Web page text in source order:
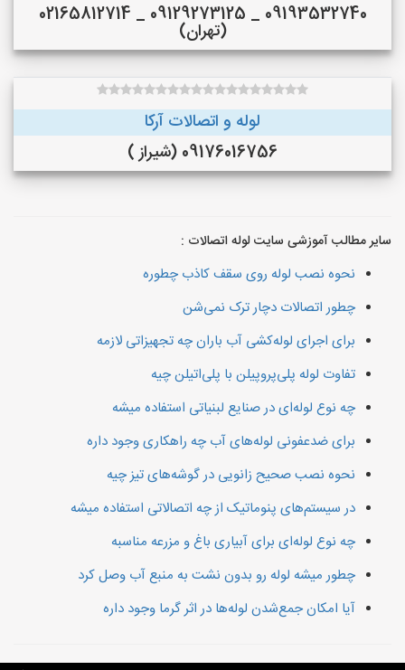
09193532740 _ 09129273125 _ 02165812714
(تهران)
لوله و اتصالات آرکا
09176016756 (شیراز )
سایر مطالب آموزشی سایت لوله اتصالات :
نحوه نصب لوله روی سقف کاذب چطوره
چطور اتصالات دچار ترک نمی‌شن
برای اجرای لوله‌کشی آب باران چه تجهیزاتی لازمه
تفاوت لوله پلی‌پروپیلن با پلی‌اتیلن چیه
چه نوع لوله‌ای در صنایع لبنیاتی استفاده میشه
برای ضدعفونی لوله‌های آب چه راهکاری وجود داره
نحوه نصب صحیح زانویی در گوشه‌های تیز چیه
در سیستم‌های پنوماتیک از چه اتصالاتی استفاده میشه
چه نوع لوله‌ای برای آبیاری باغ و مزرعه مناسبه
چطور میشه لوله رو بدون نشت به منبع آب وصل کرد
آیا امکان جمع‌شدن لوله‌ها در اثر گرما وجود داره